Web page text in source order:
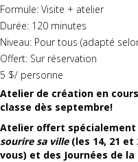
Formule: Visite + atelier
Durée: 120 minutes
Niveau: Pour tous (adapté
Offert: Sur réservation
5 $/ personne
Atelier de création en
classe dès septembre!
Atelier offert spécialement
sourire sa ville(les 14, 21 et
vous) et des Journées de